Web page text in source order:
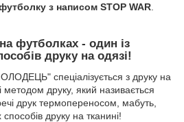
з написом STOP WAR
футболках - один із
друку на одязі!
спеціалізується з друку на
методом друку, який називається
друк термопереносом, мабуть,
друку на тканині!